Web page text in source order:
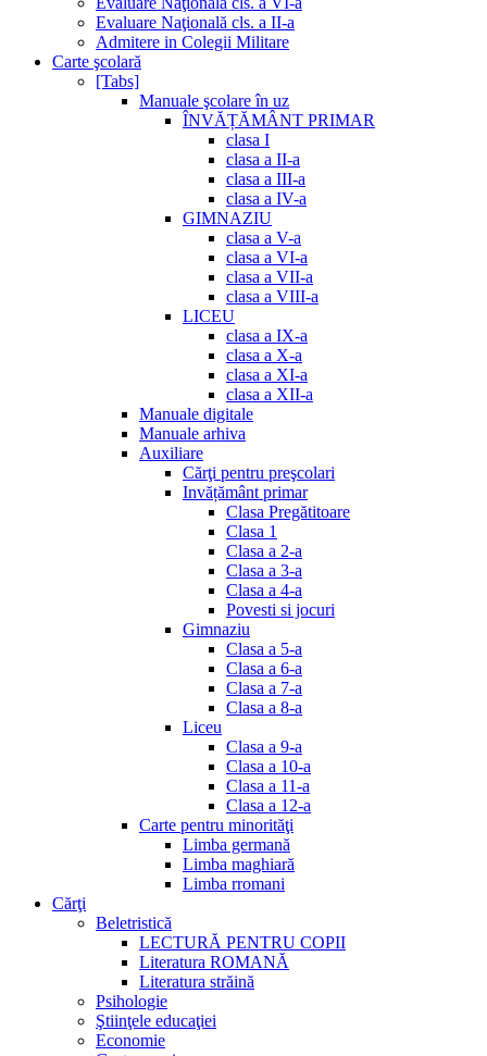
Evaluare Naţională cls. a II-a
Admitere in Colegii Militare
Carte şcolară
[Tabs]
Manuale şcolare în uz
ÎNVĂȚĂMÂNT PRIMAR
clasa I
clasa a II-a
clasa a III-a
clasa a IV-a
GIMNAZIU
clasa a V-a
clasa a VI-a
clasa a VII-a
clasa a VIII-a
LICEU
clasa a IX-a
clasa a X-a
clasa a XI-a
clasa a XII-a
Manuale digitale
Manuale arhiva
Auxiliare
Cărţi pentru preşcolari
Invățământ primar
Clasa Pregătitoare
Clasa 1
Clasa a 2-a
Clasa a 3-a
Clasa a 4-a
Povesti si jocuri
Gimnaziu
Clasa a 5-a
Clasa a 6-a
Clasa a 7-a
Clasa a 8-a
Liceu
Clasa a 9-a
Clasa a 10-a
Clasa a 11-a
Clasa a 12-a
Carte pentru minorităţi
Limba germană
Limba maghiară
Limba rromani
Cărţi
Beletristică
LECTURĂ PENTRU COPII
Literatura ROMANĂ
Literatura străină
Psihologie
Ştiinţele educaţiei
Economie